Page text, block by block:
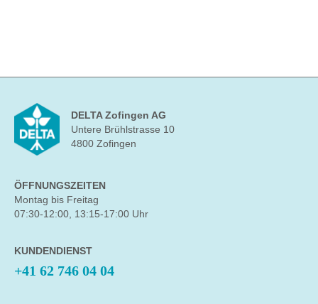
DELTA Zofingen AG
Untere Brühlstrasse 10
4800 Zofingen
ÖFFNUNGSZEITEN
Montag bis Freitag
07:30-12:00, 13:15-17:00 Uhr
KUNDENDIENST
+41 62 746 04 04